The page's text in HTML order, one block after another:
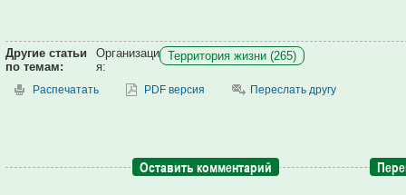
Другие статьи
по темам:
Организаци
я:
Территория жизни (265)
Распечатать PDF версия Переслать другу
Оставить комментарий